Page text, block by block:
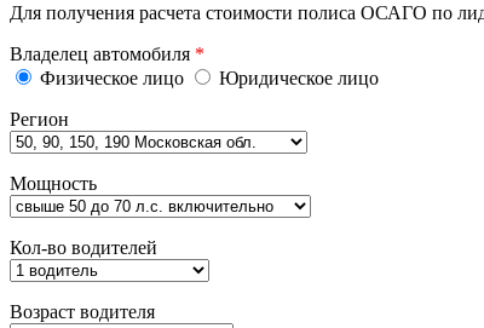
Для получения расчета стоимости полиса ОСАГО по
Владелец автомобиля *
Физическое лицо
Юридическое лицо
Регион
Мощность
Кол-во водителей
Возраст водителя